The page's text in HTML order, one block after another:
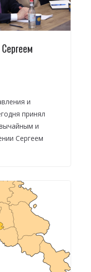
и
принял
и
Сергеем